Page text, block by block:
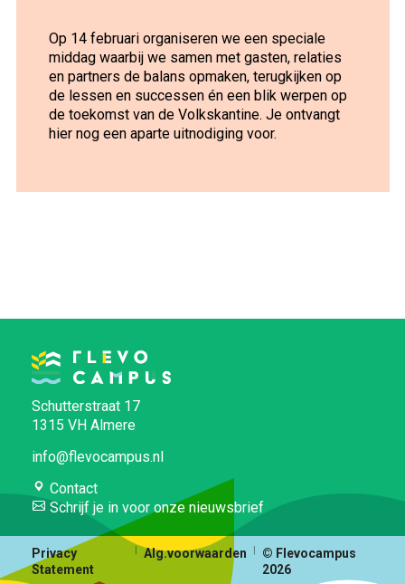
Op 14 februari organiseren we een speciale
middag waarbij we samen met gasten, relaties
en partners de balans opmaken, terugkijken op
de lessen en successen én een blik werpen op
de toekomst van de Volkskantine. Je ontvangt
hier nog een aparte uitnodiging voor.
Schutterstraat 17
1315 VH Almere
info@flevocampus.nl
Contact
Schrijf je in voor onze nieuwsbrief
Privacy
Statement
Alg.voorwaarden
© Flevocampus
2026